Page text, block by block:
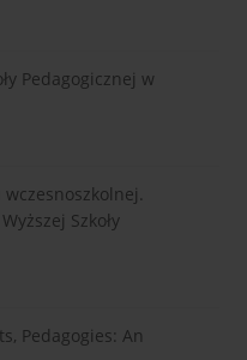
Pedagogicznej w
Szkoły
Pedagogies: An